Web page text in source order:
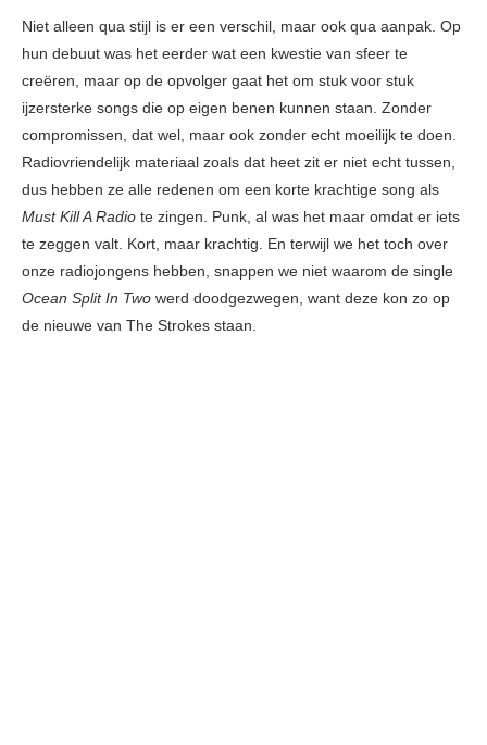
Niet alleen qua stijl is er een verschil, maar ook qua aanpak. Op
hun debuut was het eerder wat een kwestie van sfeer te
creëren, maar op de opvolger gaat het om stuk voor stuk
ijzersterke songs die op eigen benen kunnen staan. Zonder
compromissen, dat wel, maar ook zonder echt moeilijk te doen.
Radiovriendelijk materiaal zoals dat heet zit er niet echt tussen,
dus hebben ze alle redenen om een korte krachtige song als
Must Kill A Radio te zingen. Punk, al was het maar omdat er iets
te zeggen valt. Kort, maar krachtig. En terwijl we het toch over
onze radiojongens hebben, snappen we niet waarom de single
Ocean Split In Two werd doodgezwegen, want deze kon zo op
de nieuwe van The Strokes staan.